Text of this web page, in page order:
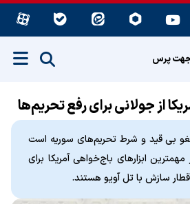
جهت پرس
از جولانی برای رفع تحریم‌ها
بی قید و شرط تحریم‌های سوریه است
ابزارهای باج‌خواهی آمریکا برای
سازش با تل آویو هستند.